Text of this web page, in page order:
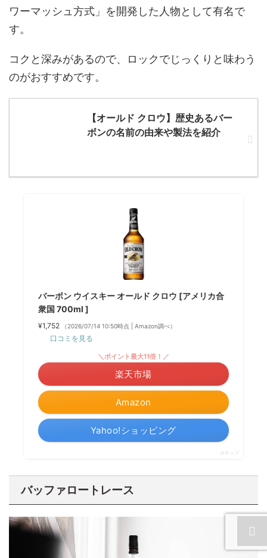
ワーマッシュ方式」を開発した人物として有名で
す。
コクと深みがあるので、ロックでじっくりと味わう
のがおすすめです。
【オールド クロウ】歴史あるバー
ボンの名前の由来や製法を紹介
バーボン ウイスキー オールド クロウ [アメリカ合
衆国 700ml ]
¥1,752 （2026/07/14 10:50時点 | Amazon調べ）
口コミを見る
Amazon
＼ポイント最大11倍！／
楽天市場
Yahoo!ショッピング
ポチップ
バッファロートレース